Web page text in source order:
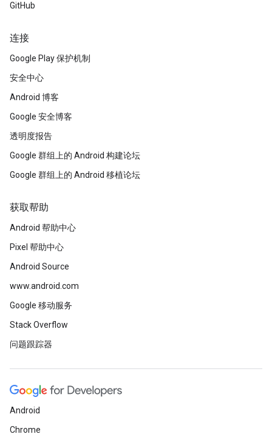
GitHub
连接
Google Play 保护机制
安全中心
Android 博客
Google 安全博客
透明度报告
Google 群组上的 Android 构建论坛
Google 群组上的 Android 移植论坛
获取帮助
Android 帮助中心
Pixel 帮助中心
Android Source
www.android.com
Google 移动服务
Stack Overflow
问题跟踪器
Android
Chrome